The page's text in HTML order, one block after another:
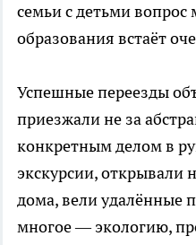
семьи с детьми
образования встаёт
Успешные переезды
приезжали не за
конкретным делом в
экскурсии, открывали
дома, вели удалённые
многое — экологию,